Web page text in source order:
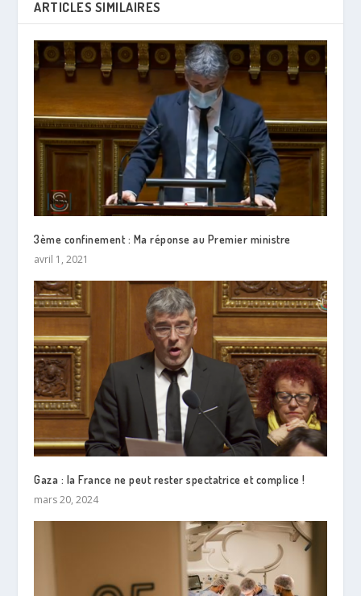
ARTICLES SIMILAIRES
3ème confinement : Ma réponse au Premier ministre
avril 1, 2021
Gaza : la France ne peut rester spectatrice et complice !
mars 20, 2024